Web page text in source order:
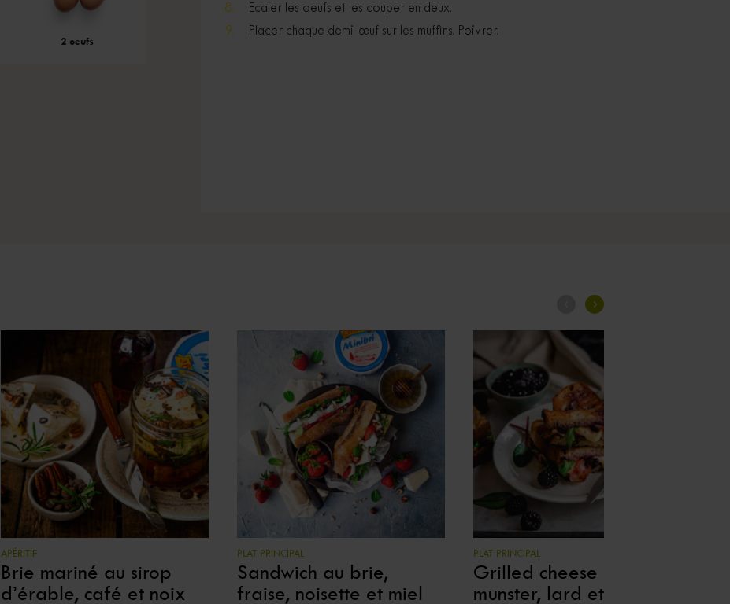
2 oeufs
Ecaler les oeufs et les couper en deux.
Placer chaque demi-œuf sur les muffins. Poivrer.
APÉRITIF
Brie mariné au sirop
d’érable, café et noix
PLAT PRINCIPAL
Sandwich au brie,
fraise, noisette et miel
PLAT PRINCIPAL
Grilled cheese au
munster, lard et